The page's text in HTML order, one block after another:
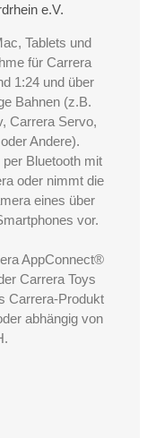
e.V.
Tablets und
für Carrera
1:24 und über
Bahnen (z.B.
Carrera Servo,
Andere).
Bluetooth mit
oder nimmt die
eines über
vor.
AppConnect®
Carrera Toys
Carrera-Produkt
abhängig von